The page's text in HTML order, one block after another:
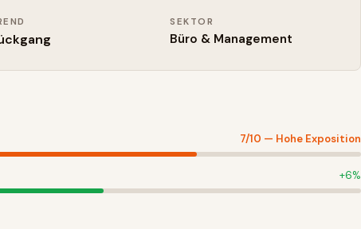
SEKTOR
Büro & Management
7/10 — Hohe Exposition
+6%